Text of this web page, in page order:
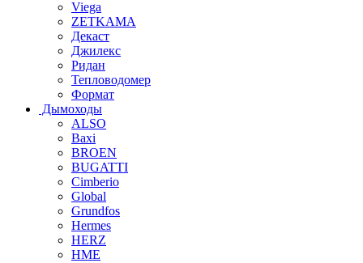
Viega
ZETKAMA
Декаст
Джилекс
Ридан
Тепловодомер
Формат
Дымоходы
ALSO
Baxi
BROEN
BUGATTI
Cimberio
Global
Grundfos
Hermes
HERZ
HME